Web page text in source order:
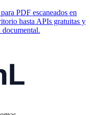
PDF escaneados en
hasta APIs gratuitas y
documental.